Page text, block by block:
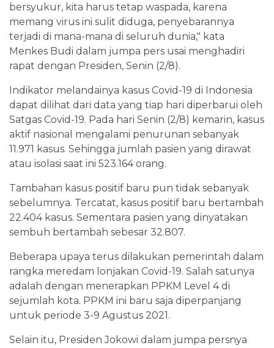
bersyukur, kita harus tetap waspada, karena
memang virus ini sulit diduga, penyebarannya
terjadi di mana-mana di seluruh dunia," kata
Menkes Budi dalam jumpa pers usai menghadiri
rapat dengan Presiden, Senin (2/8).
Indikator melandainya kasus Covid-19 di Indonesia
dapat dilihat dari data yang tiap hari diperbarui oleh
Satgas Covid-19. Pada hari Senin (2/8) kemarin, kasus
aktif nasional mengalami penurunan sebanyak
11.971 kasus. Sehingga jumlah pasien yang dirawat
atau isolasi saat ini 523.164 orang.
Tambahan kasus positif baru pun tidak sebanyak
sebelumnya. Tercatat, kasus positif baru bertambah
22.404 kasus. Sementara pasien yang dinyatakan
sembuh bertambah sebesar 32.807.
Beberapa upaya terus dilakukan pemerintah dalam
rangka meredam lonjakan Covid-19. Salah satunya
adalah dengan menerapkan PPKM Level 4 di
sejumlah kota. PPKM ini baru saja diperpanjang
untuk periode 3-9 Agustus 2021.
Selain itu, Presiden Jokowi dalam jumpa persnya